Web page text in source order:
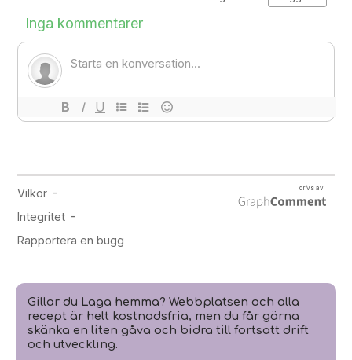
Gillar du Laga hemma? Webbplatsen och alla
recept är helt kostnadsfria, men du får gärna
skänka en liten gåva och bidra till fortsatt drift
och utveckling.